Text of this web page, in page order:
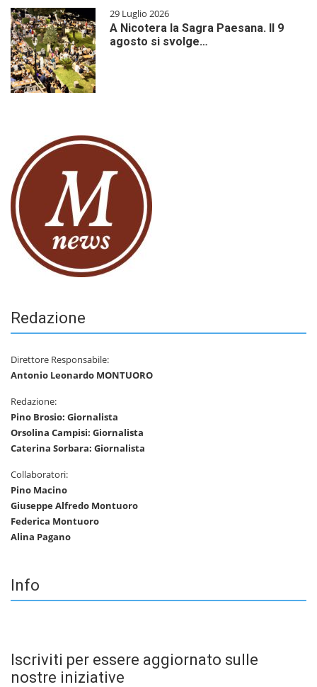
29 Luglio 2026
A Nicotera la Sagra Paesana. Il 9
agosto si svolge…
Redazione
Direttore Responsabile:
Antonio Leonardo MONTUORO
Redazione:
Pino Brosio: Giornalista
Orsolina Campisi: Giornalista
Caterina Sorbara: Giornalista
Collaboratori:
Pino Macino
Giuseppe Alfredo Montuoro
Federica Montuoro
Alina Pagano
Info
Iscriviti per essere aggiornato sulle
nostre iniziative